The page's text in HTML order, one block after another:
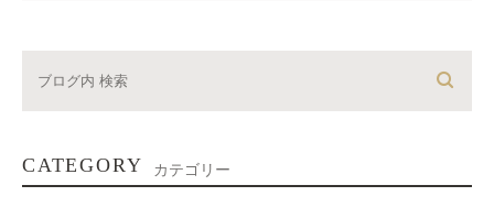
CATEGORY カテゴリー